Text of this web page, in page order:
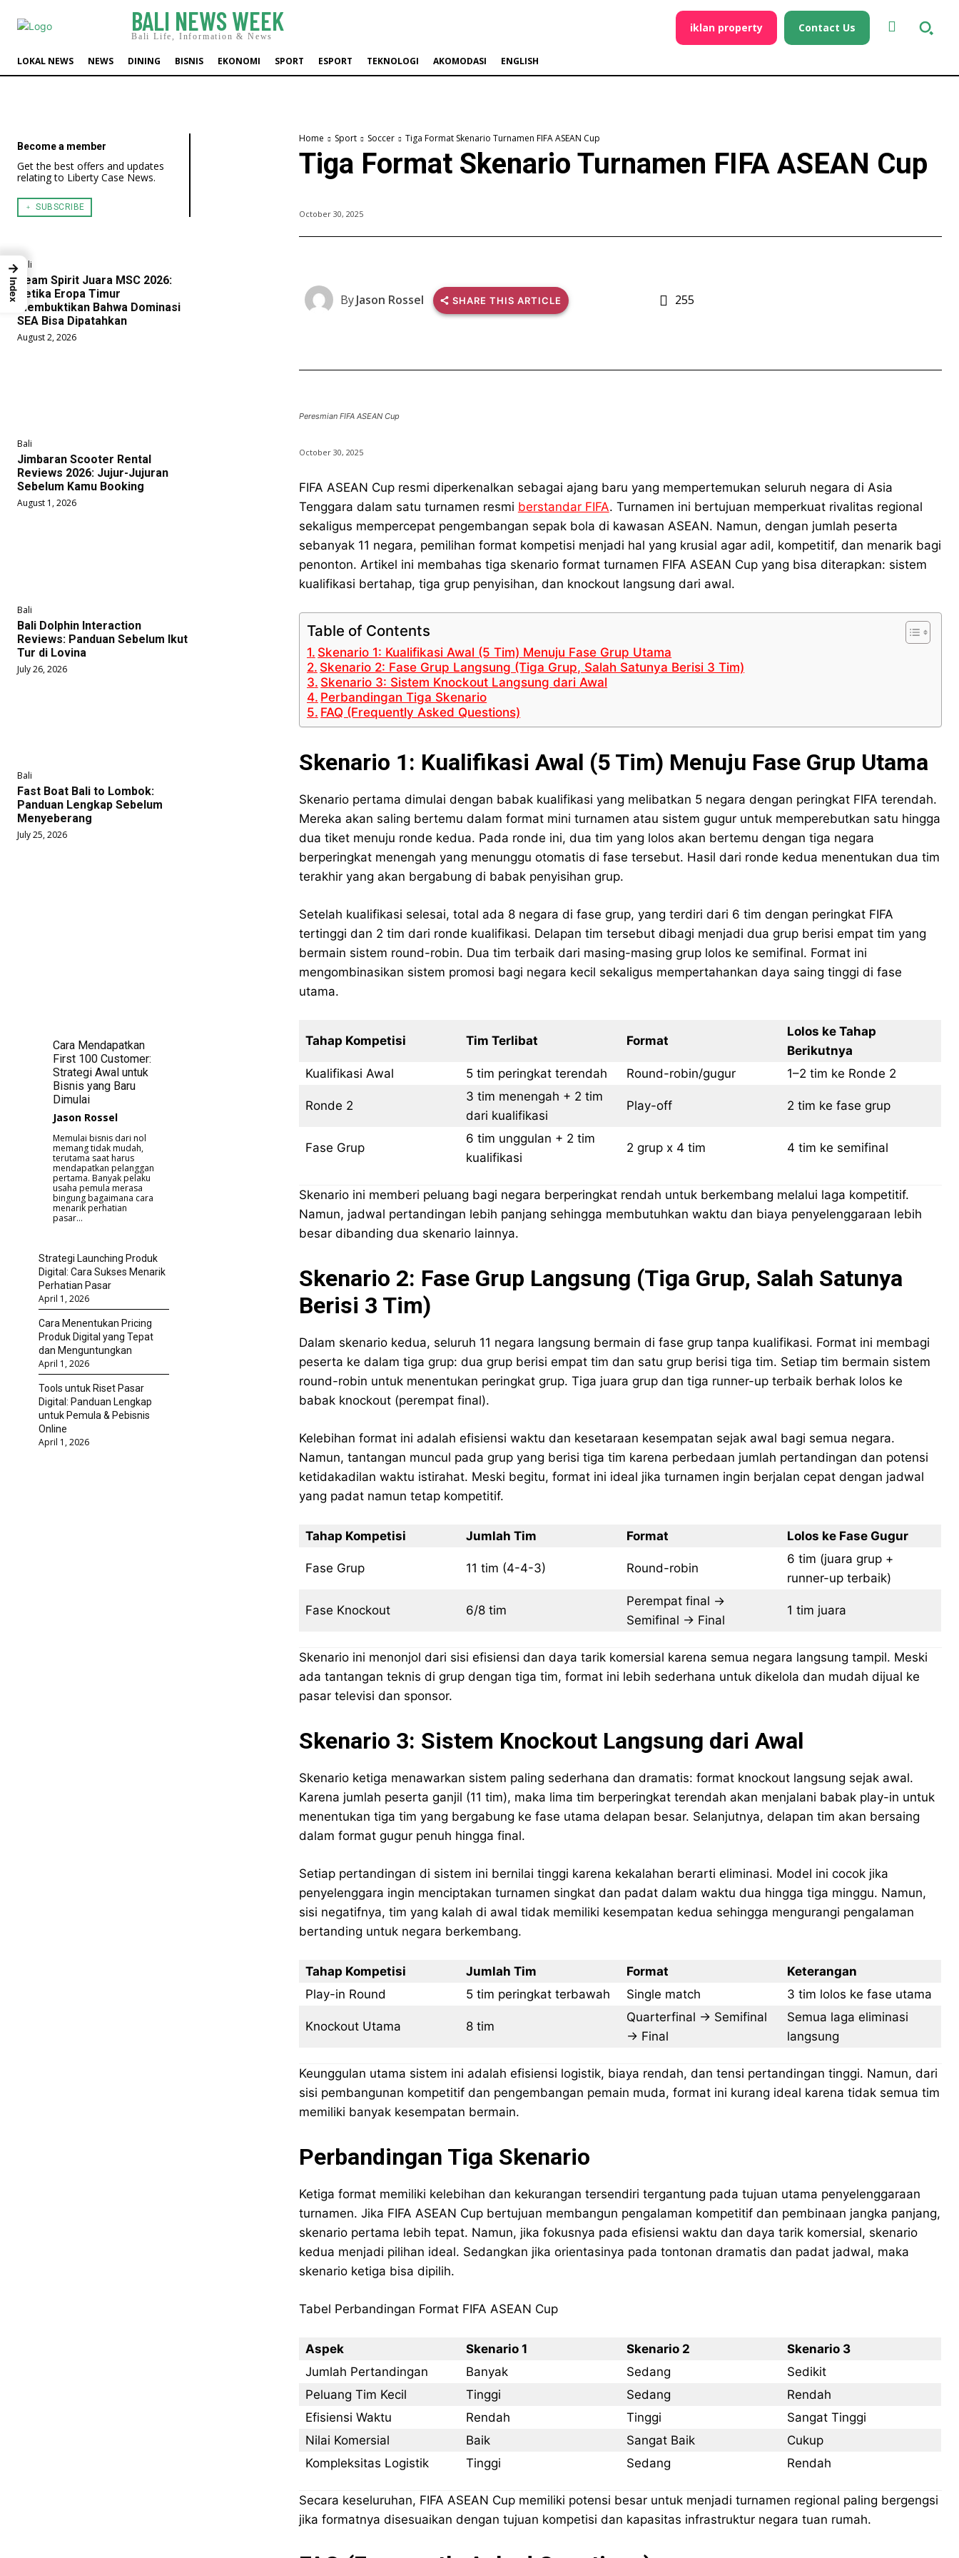
BALI NEWS WEEK
Bali Life, Information & News
iklan property Contact Us
LOKAL NEWS NEWS DINING BISNIS EKONOMI SPORT ESPORT TEKNOLOGI AKOMODASI ENGLISH
Become a member
Get the best offers and updates
relating to Liberty Case News.
﹢ SUBSCRIBE
Bali
Team Spirit Juara MSC 2026:
Ketika Eropa Timur
Membuktikan Bahwa Dominasi
SEA Bisa Dipatahkan
August 2, 2026
Bali
Jimbaran Scooter Rental
Reviews 2026: Jujur-Jujuran
Sebelum Kamu Booking
August 1, 2026
Bali
Bali Dolphin Interaction
Reviews: Panduan Sebelum Ikut
Tur di Lovina
July 26, 2026
Bali
Fast Boat Bali to Lombok:
Panduan Lengkap Sebelum
Menyeberang
July 25, 2026
Cara Mendapatkan
First 100 Customer:
Strategi Awal untuk
Bisnis yang Baru
Dimulai
Jason Rossel
Memulai bisnis dari nol
memang tidak mudah,
terutama saat harus
mendapatkan pelanggan
pertama. Banyak pelaku
usaha pemula merasa
bingung bagaimana cara
menarik perhatian
pasar...
Strategi Launching Produk
Digital: Cara Sukses Menarik
Perhatian Pasar
April 1, 2026
Cara Menentukan Pricing
Produk Digital yang Tepat
dan Menguntungkan
April 1, 2026
Tools untuk Riset Pasar
Digital: Panduan Lengkap
untuk Pemula & Pebisnis
Online
April 1, 2026
Home Sport Soccer Tiga Format Skenario Turnamen FIFA ASEAN Cup
Tiga Format Skenario Turnamen FIFA ASEAN Cup
October 30, 2025
ByJason Rossel SHARE THIS ARTICLE 255
Peresmian FIFA ASEAN Cup
October 30, 2025
FIFA ASEAN Cup resmi diperkenalkan sebagai ajang baru yang mempertemukan seluruh negara di Asia
Tenggara dalam satu turnamen resmi berstandar FIFA. Turnamen ini bertujuan memperkuat rivalitas regional
sekaligus mempercepat pengembangan sepak bola di kawasan ASEAN. Namun, dengan jumlah peserta
sebanyak 11 negara, pemilihan format kompetisi menjadi hal yang krusial agar adil, kompetitif, dan menarik bagi
penonton. Artikel ini membahas tiga skenario format turnamen FIFA ASEAN Cup yang bisa diterapkan: sistem
kualifikasi bertahap, tiga grup penyisihan, dan knockout langsung dari awal.
Table of Contents
Skenario 1: Kualifikasi Awal (5 Tim) Menuju Fase Grup Utama
Skenario 2: Fase Grup Langsung (Tiga Grup, Salah Satunya Berisi 3 Tim)
Skenario 3: Sistem Knockout Langsung dari Awal
Perbandingan Tiga Skenario
FAQ (Frequently Asked Questions)
Skenario 1: Kualifikasi Awal (5 Tim) Menuju Fase Grup Utama
Skenario pertama dimulai dengan babak kualifikasi yang melibatkan 5 negara dengan peringkat FIFA terendah.
Mereka akan saling bertemu dalam format mini turnamen atau sistem gugur untuk memperebutkan satu hingga
dua tiket menuju ronde kedua. Pada ronde ini, dua tim yang lolos akan bertemu dengan tiga negara
berperingkat menengah yang menunggu otomatis di fase tersebut. Hasil dari ronde kedua menentukan dua tim
terakhir yang akan bergabung di babak penyisihan grup.
Setelah kualifikasi selesai, total ada 8 negara di fase grup, yang terdiri dari 6 tim dengan peringkat FIFA
tertinggi dan 2 tim dari ronde kualifikasi. Delapan tim tersebut dibagi menjadi dua grup berisi empat tim yang
bermain sistem round-robin. Dua tim terbaik dari masing-masing grup lolos ke semifinal. Format ini
mengombinasikan sistem promosi bagi negara kecil sekaligus mempertahankan daya saing tinggi di fase
utama.
Tahap Kompetisi Tim Terlibat Format
Lolos ke Tahap
Berikutnya
Kualifikasi Awal
5 tim peringkat terendah Round-robin/gugur 1–2 tim ke Ronde 2
Ronde 2
3 tim menengah + 2 tim
dari kualifikasi
Play-off 2 tim ke fase grup
Fase Grup
6 tim unggulan + 2 tim
kualifikasi
2 grup x 4 tim 4 tim ke semifinal
Skenario ini memberi peluang bagi negara berperingkat rendah untuk berkembang melalui laga kompetitif.
Namun, jadwal pertandingan lebih panjang sehingga membutuhkan waktu dan biaya penyelenggaraan lebih
besar dibanding dua skenario lainnya.
Skenario 2: Fase Grup Langsung (Tiga Grup, Salah Satunya
Berisi 3 Tim)
Dalam skenario kedua, seluruh 11 negara langsung bermain di fase grup tanpa kualifikasi. Format ini membagi
peserta ke dalam tiga grup: dua grup berisi empat tim dan satu grup berisi tiga tim. Setiap tim bermain sistem
round-robin untuk menentukan peringkat grup. Tiga juara grup dan tiga runner-up terbaik berhak lolos ke
babak knockout (perempat final).
Kelebihan format ini adalah efisiensi waktu dan kesetaraan kesempatan sejak awal bagi semua negara.
Namun, tantangan muncul pada grup yang berisi tiga tim karena perbedaan jumlah pertandingan dan potensi
ketidakadilan waktu istirahat. Meski begitu, format ini ideal jika turnamen ingin berjalan cepat dengan jadwal
yang padat namun tetap kompetitif.
Tahap Kompetisi Jumlah Tim Format Lolos ke Fase Gugur
Fase Grup 11 tim (4-4-3) Round-robin
6 tim (juara grup +
runner-up terbaik)
Fase Knockout 6/8 tim
Perempat final →
Semifinal → Final
1 tim juara
Skenario ini menonjol dari sisi efisiensi dan daya tarik komersial karena semua negara langsung tampil. Meski
ada tantangan teknis di grup dengan tiga tim, format ini lebih sederhana untuk dikelola dan mudah dijual ke
pasar televisi dan sponsor.
Skenario 3: Sistem Knockout Langsung dari Awal
Skenario ketiga menawarkan sistem paling sederhana dan dramatis: format knockout langsung sejak awal.
Karena jumlah peserta ganjil (11 tim), maka lima tim berperingkat terendah akan menjalani babak play-in untuk
menentukan tiga tim yang bergabung ke fase utama delapan besar. Selanjutnya, delapan tim akan bersaing
dalam format gugur penuh hingga final.
Setiap pertandingan di sistem ini bernilai tinggi karena kekalahan berarti eliminasi. Model ini cocok jika
penyelenggara ingin menciptakan turnamen singkat dan padat dalam waktu dua hingga tiga minggu. Namun,
sisi negatifnya, tim yang kalah di awal tidak memiliki kesempatan kedua sehingga mengurangi pengalaman
bertanding untuk negara berkembang.
Tahap Kompetisi Jumlah Tim Format
Keterangan
Play-in Round
5 tim peringkat terbawah Single match 3 tim lolos ke fase utama
Knockout Utama 8 tim
Quarterfinal → Semifinal
→ Final
Semua laga eliminasi
langsung
Keunggulan utama sistem ini adalah efisiensi logistik, biaya rendah, dan tensi pertandingan tinggi. Namun, dari
sisi pembangunan kompetitif dan pengembangan pemain muda, format ini kurang ideal karena tidak semua tim
memiliki banyak kesempatan bermain.
Perbandingan Tiga Skenario
Ketiga format memiliki kelebihan dan kekurangan tersendiri tergantung pada tujuan utama penyelenggaraan
turnamen. Jika FIFA ASEAN Cup bertujuan membangun pengalaman kompetitif dan pembinaan jangka panjang,
skenario pertama lebih tepat. Namun, jika fokusnya pada efisiensi waktu dan daya tarik komersial, skenario
kedua menjadi pilihan ideal. Sedangkan jika orientasinya pada tontonan dramatis dan padat jadwal, maka
skenario ketiga bisa dipilih.
Tabel Perbandingan Format FIFA ASEAN Cup
Aspek Skenario 1 Skenario 2
Skenario 3
Jumlah Pertandingan
Banyak Sedang
Sedikit
Peluang Tim Kecil
Tinggi Sedang
Rendah
Efisiensi Waktu
Rendah Tinggi
Sangat Tinggi
Nilai Komersial
Baik Sangat Baik
Cukup
Kompleksitas Logistik
Tinggi Sedang Rendah
Secara keseluruhan, FIFA ASEAN Cup memiliki potensi besar untuk menjadi turnamen regional paling bergengsi
jika formatnya disesuaikan dengan tujuan kompetisi dan kapasitas infrastruktur negara tuan rumah.
→
Index